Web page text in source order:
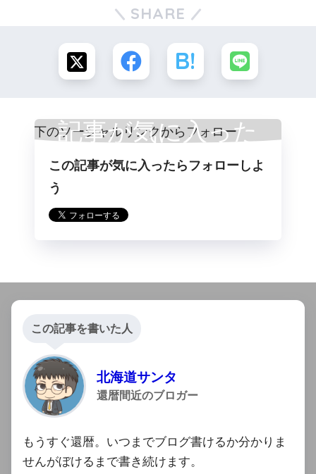
SHARE
記事が気に入った
らフォロー
この記事が気に入ったらフォローしよ
う
この記事を書いた人
北海道サンタ
還暦間近のブロガー
もうすぐ還暦。いつまでブログ書けるか分かりま
せんがぼけるまで書き続けます。